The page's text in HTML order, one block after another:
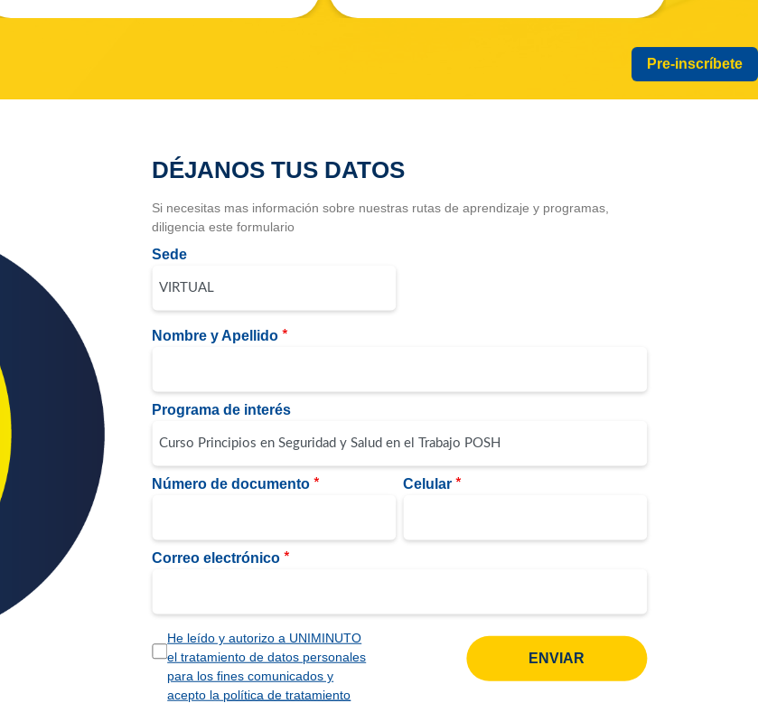
DÉJANOS TUS DATOS
Si necesitas mas información sobre nuestras rutas de aprendizaje y programas,
diligencia este formulario
Sede
Nombre y Apellido
Número de documento Celular
Correo electrónico
Programa de interés
He leído y autorizo a UNIMINUTO
el tratamiento de datos personales
para los fines comunicados y
acepto la política de tratamiento
Pre-inscríbete